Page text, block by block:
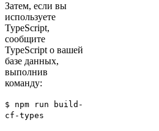
Затем, если вы
используете
TypeScript,
сообщите
TypeScript о вашей
базе данных,
выполнив
команду:
$ npm run build-
cf-types